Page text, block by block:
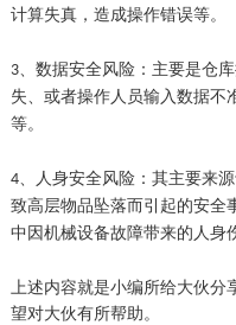
计算失真，造成操作错误等。
3、 数据安全风险：主要是仓
失、或者操作人员输入数据不
等。
4、
人身安全风险：其主要来
致高层物品坠落而引起的安全
中因机械设备故障带来的人身
上述内容就是小编所给大伙分
望对大伙有所帮助。